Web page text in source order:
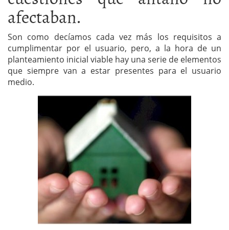
afectaban.
Son como decíamos cada vez más los requisitos a
cumplimentar por el usuario, pero, a la hora de un
planteamiento inicial viable hay una serie de elementos
que siempre van a estar presentes para el usuario
medio.